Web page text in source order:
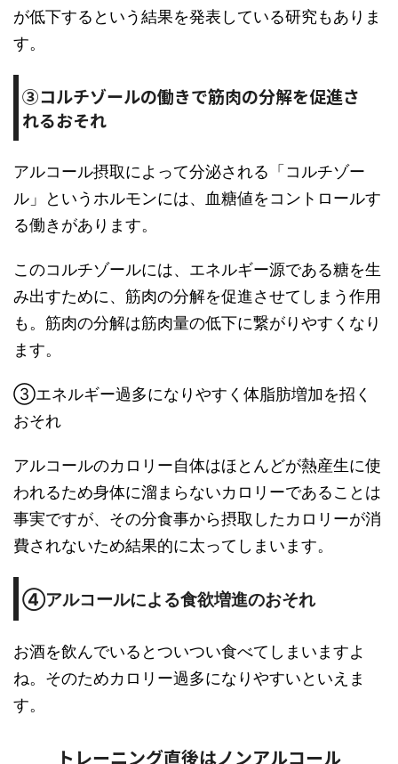
が低下するという結果を発表している研究もありま
す。
③コルチゾールの働きで筋肉の分解を促進さ
れるおそれ
アルコール摂取によって分泌される「コルチゾー
ル」というホルモンには、血糖値をコントロールす
る働きがあります。
このコルチゾールには、エネルギー源である糖を生
み出すために、筋肉の分解を促進させてしまう作用
も。筋肉の分解は筋肉量の低下に繋がりやすくなり
ます。
③エネルギー過多になりやすく体脂肪増加を招く
おそれ
アルコールのカロリー自体はほとんどが熱産生に使
われるため身体に溜まらないカロリーであることは
事実ですが、その分食事から摂取したカロリーが消
費されないため結果的に太ってしまいます。
④アルコールによる食欲増進のおそれ
お酒を飲んでいるとついつい食べてしまいますよ
ね。そのためカロリー過多になりやすいといえま
す。
トレーニング直後はノンアルコール